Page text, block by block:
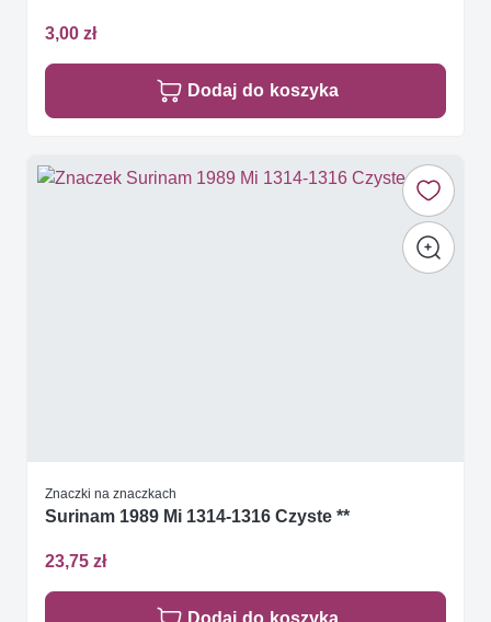
3,00 zł
Dodaj do koszyka
Znaczki na znaczkach
Surinam 1989 Mi 1314-1316 Czyste **
23,75 zł